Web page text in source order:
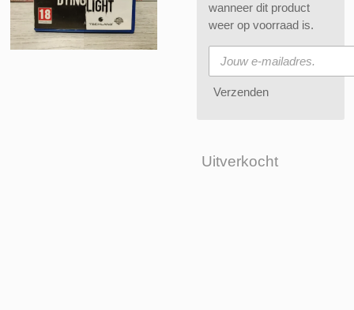
wanneer dit product
weer op voorraad is.
Verzenden
Uitverkocht